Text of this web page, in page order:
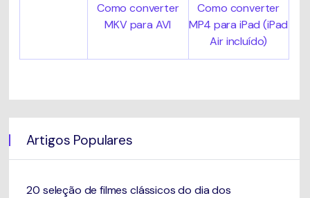
Como converter
MKV para AVI
Como converter
MP4 para iPad (iPad
Air incluído)
Artigos Populares
20 seleção de filmes clássicos do dia dos